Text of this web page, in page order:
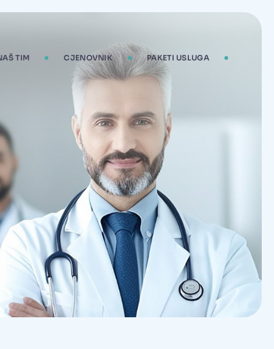
TIM CJENOVNIK PAKETI USLUGA